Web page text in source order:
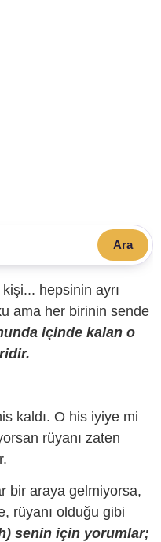
Ara
hepsinin ayrı
ama her birinin sende
içinde kalan o
kaldı. O his iyiye mi
rüyanı zaten
bir araya gelmiyorsa,
rüyanı olduğu gibi
senin için yorumlar;